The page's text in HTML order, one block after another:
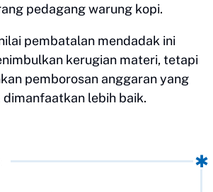
pedagang warung kopi.
pembatalan mendadak ini
kerugian materi, tetapi
pemborosan anggaran yang
dimanfaatkan lebih baik.